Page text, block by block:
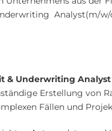
Analyst(m/
& Underwriting
Erstellung von
Fällen und